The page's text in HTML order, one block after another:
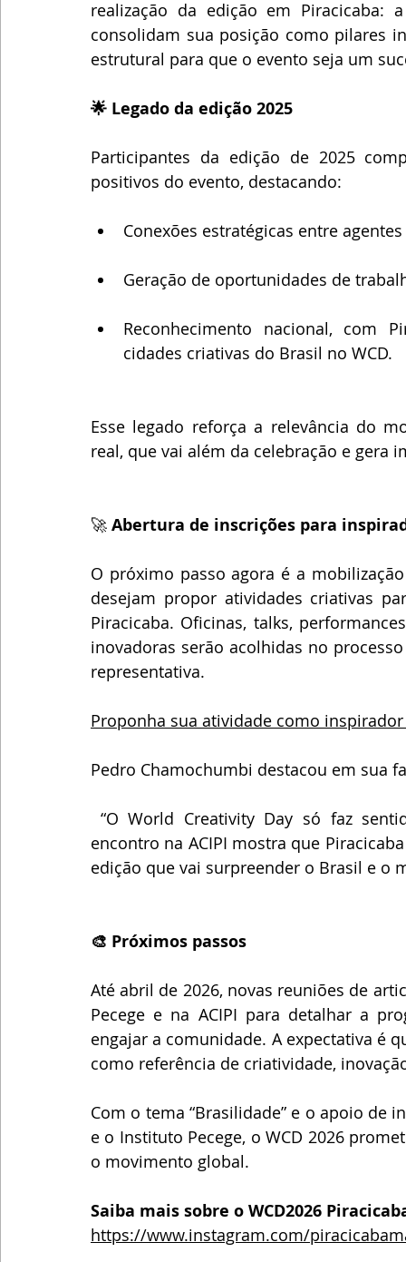
realização da edição em Piracicaba:
consolidam sua posição como pilares
estrutural para que o evento seja um
🌟 Legado da edição 2025
Participantes da edição de 2025
positivos do evento, destacando:
Conexões estratégicas entre
Geração de oportunidades de
Reconhecimento nacional, com
cidades criativas do Brasil no WCD.
Esse legado reforça a relevância do
real, que vai além da celebração e gera
🚀 Abertura de inscrições para
O próximo passo agora é a
desejam propor atividades criativas
Piracicaba. Oficinas, talks,
inovadoras serão acolhidas no
representativa.
Proponha sua atividade como
Pedro Chamochumbi destacou em sua
encontro na ACIPI mostra que
edição que vai surpreender o Brasil e o
🎨 Próximos passos
Até abril de 2026, novas reuniões de
Pecege e na ACIPI para detalhar a
engajar a comunidade. A expectativa é
como referência de criatividade,
Com o tema “Brasilidade” e o apoio de
e o Instituto Pecege, o WCD 2026
o movimento global.
Saiba mais sobre o WCD2026
https://www.instagram.com/